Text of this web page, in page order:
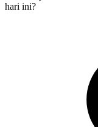
hari ini?